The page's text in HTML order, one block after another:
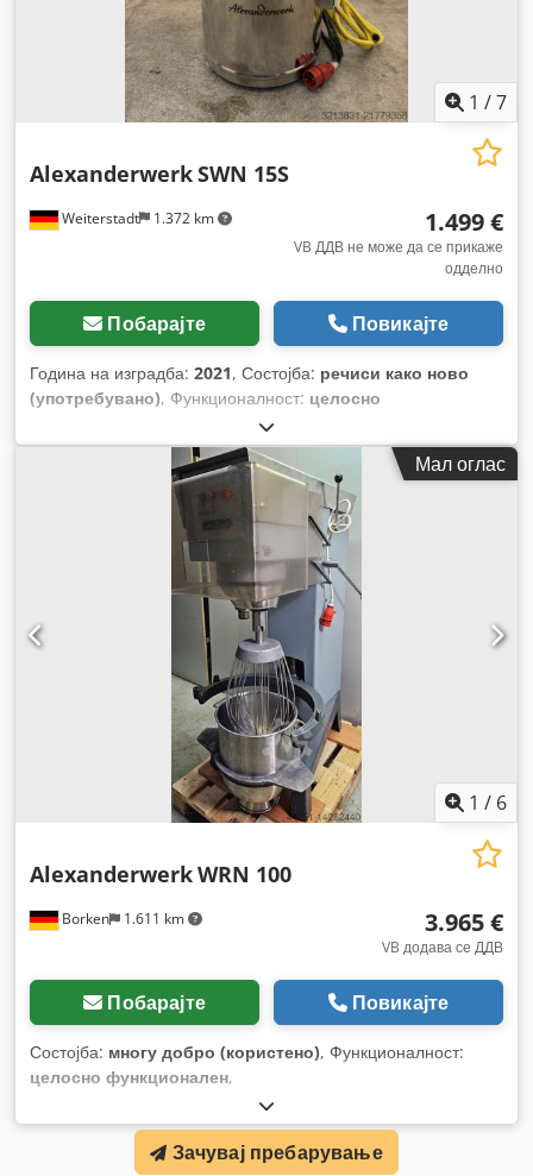
1 /7
Weiterstadt 1.372 km
AlexanderwerkSWN 15S
1.499 €
VB ДДВ не може да се прикаже
одделно
Побарајте Повикајте
Година на изградба: 2021, Состојба: речиси како ново
(употребувано), Функционалност: целосно
, број на машина/возило:
Мал оглас
1 / 6
Borken 1.611 km
AlexanderwerkWRN 100
3.965 €
VB додава се ДДВ
Побарајте Повикајте
Состојба: многу добро (користено), Функционалност:
целосно функционален,
Зачувај пребарување